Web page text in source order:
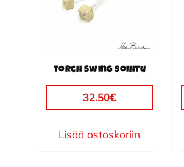
Torch Swing soihtu
32.50€
Lisää ostoskoriin